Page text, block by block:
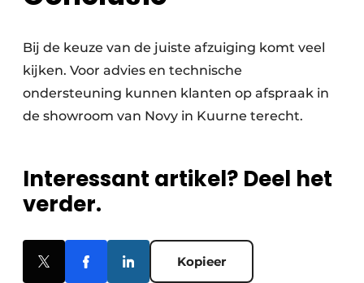
Bij de keuze van de juiste afzuiging komt veel
kijken. Voor advies en technische
ondersteuning kunnen klanten op afspraak in
de showroom van Novy in Kuurne terecht.
Interessant artikel? Deel het
verder.
Kopieer